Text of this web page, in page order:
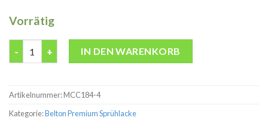
Vorrätig
IN DEN WARENKORB
Artikelnummer:MCC184-4
Kategorie:Belton Premium Sprühlacke